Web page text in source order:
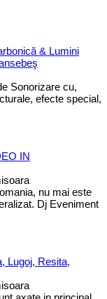
& Lumini
Sonorizare cu,
efecte special,
IN
nu mai este
Dj Eveniment
Lugoj, Resita,